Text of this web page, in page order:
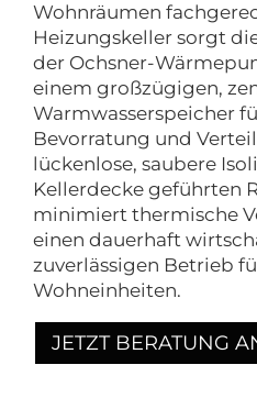
Wohnräumen
Heizungskeller sorgt
der Ochsner-
einem großzügigen,
Warmwasserspeicher
Bevorratung und
lückenlose, saubere
Kellerdecke geführten
minimiert thermische
einen dauerhaft
zuverlässigen Betrieb
Wohneinheiten.
JETZT BERATUNG